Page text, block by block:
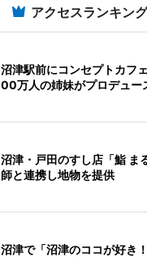
アクセスランキング
沼津駅前にコンセプトカフ
00万人の姉妹がプロデュー
沼津・戸田のすし店「鮨
師と連携し地物を提供
沼津で「沼津のココが好き